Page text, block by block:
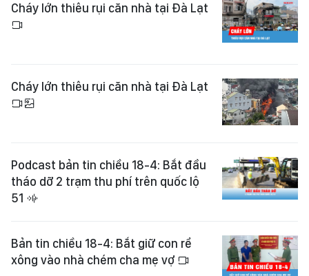
Cháy lớn thiêu rụi căn nhà tại Đà Lạt
Cháy lớn thiêu rụi căn nhà tại Đà Lạt
Podcast bản tin chiều 18-4: Bắt đầu
tháo dỡ 2 trạm thu phí trên quốc lộ
51
Bản tin chiều 18-4: Bắt giữ con rể
xông vào nhà chém cha mẹ vợ